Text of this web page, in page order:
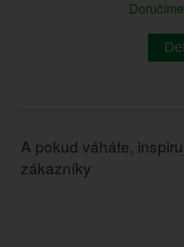
A pokud váháte,
zákazníky